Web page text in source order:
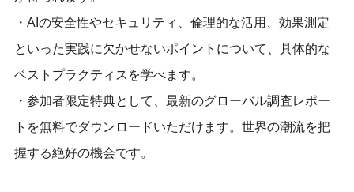
・AIの安全性やセキュリティ、倫理的な活用、効果測定
といった実践に欠かせないポイントについて、具体的な
ベストプラクティスを学べます。
・参加者限定特典として、最新のグローバル調査レポー
トを無料でダウンロードいただけます。世界の潮流を把
握する絶好の機会です。